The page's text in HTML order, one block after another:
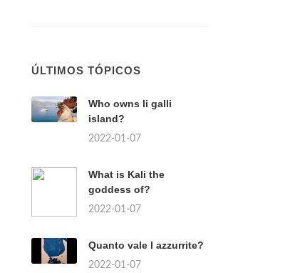
ÚLTIMOS TÓPICOS
Who owns li galli
island?
2022-01-07
What is Kali the
goddess of?
2022-01-07
Quanto vale l azzurrite?
2022-01-07